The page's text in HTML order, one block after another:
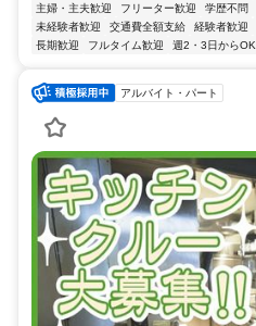
主婦・主夫歓迎
フリーター歓迎 学歴不問
未経験者歓迎
交通費全額支給 経験者歓迎
長期歓迎
フルタイム歓迎 週2・3日からOK
アルバイト・パート